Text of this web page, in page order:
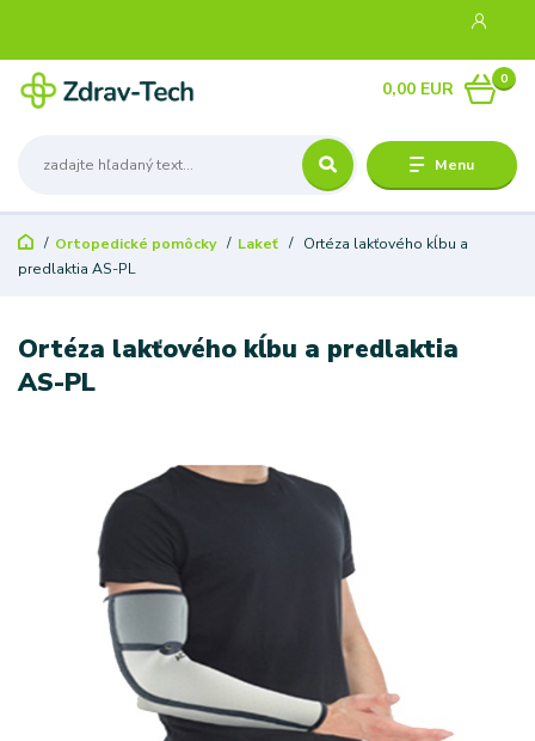
Menu
0
0,00 EUR
Ortopedické pomôcky Lakeť
Ortéza lakťového kĺbu a
predlaktia AS-PL
Ortéza lakťového kĺbu a predlaktia
AS-PL